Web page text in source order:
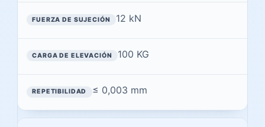
12 kN
100 KG
≤ 0,003 mm